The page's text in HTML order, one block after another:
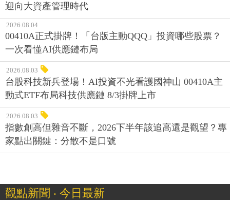
迎向大資產管理時代
2026.08.04
00410A正式掛牌！「台版主動QQQ」投資哪些股票？
一次看懂AI供應鏈布局
2026.08.03
台股科技新兵登場！AI投資不光看護國神山 00410A主
動式ETF布局科技供應鏈 8/3掛牌上市
2026.08.03
指數創高但雜音不斷，2026下半年該追高還是觀望？專
家點出關鍵：分散不是口號
觀點新聞 ‧ 今日最新